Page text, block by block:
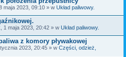
maja 2023, 09:10 » w Układ paliwowy.
1 maja 2023, 20:42 » w Układ paliwowy.
z komory pływakowej
2023, 20:45 » w Części, odzież,